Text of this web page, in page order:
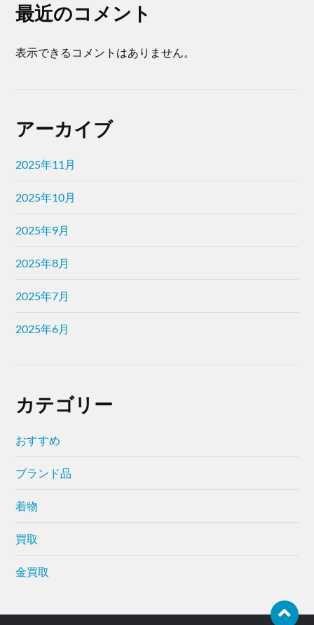
最近のコメント
表示できるコメントはありません。
アーカイブ
2025年11月
2025年10月
2025年9月
2025年8月
2025年7月
2025年6月
カテゴリー
おすすめ
ブランド品
着物
買取
金買取